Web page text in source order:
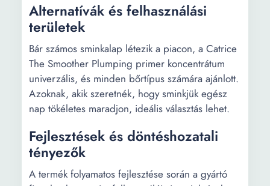
Alternatívák és felhasználási
területek
Bár számos sminkalap létezik a piacon, a Catrice
The Smoother Plumping primer koncentrátum
univerzális, és minden bőrtípus számára ajánlott.
Azoknak, akik szeretnék, hogy sminkjük egész
nap tökéletes maradjon, ideális választás lehet.
Fejlesztések és döntéshozatali
tényezők
A termék folyamatos fejlesztése során a gyártó